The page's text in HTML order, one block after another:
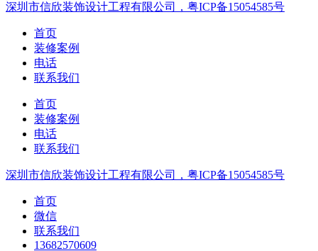
深圳市信欣装饰设计工程有限公司，粤ICP备15054585号
首页
装修案例
电话
联系我们
首页
装修案例
电话
联系我们
深圳市信欣装饰设计工程有限公司，粤ICP备15054585号
首页
微信
联系我们
13682570609